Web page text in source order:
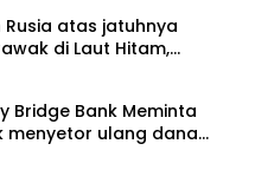
Rusia atas jatuhnya
di Laut Hitam,
Bridge Bank Meminta
menyetor ulang dana